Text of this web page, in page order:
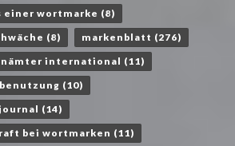
wortmarke (8)
(8) markenblatt (276)
international (11)
(10)
(14)
bei wortmarken (11)